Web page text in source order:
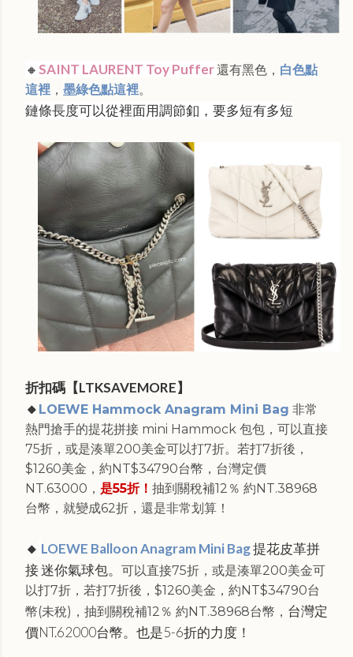
🔸SAINT LAURENT Toy Puffer還有黑色， 白色點
這裡 ， 墨綠色點這裡。
鏈條長度可以從裡面用調節釦，要多短有多短
折扣碼【LTKSAVEMORE】
🔸 LOEWE Hammock Anagram Mini Bag 非常
熱門搶手的提花拼接 mini Hammock 包包，可以直接
75折，或是湊單200美金可以打7折。若打7折後，
$1260美金，約NT$34790台幣，台灣定價
NT.63000， 是55折！ 抽到關稅補12％ 約NT.38968
台幣，就變成62折，還是非常划算！
🔸 LOEWE Balloon Anagram Mini Bag提花皮革拼
接迷你氣球包。 可以直接75折，或是湊單200美金可
以打7折，若打7折後，$1260美金，約NT$34790台
幣(未稅)，抽到關稅補12％ 約NT.38968台幣， 台灣定
價NT.62000台幣。也是5-6折的力度！